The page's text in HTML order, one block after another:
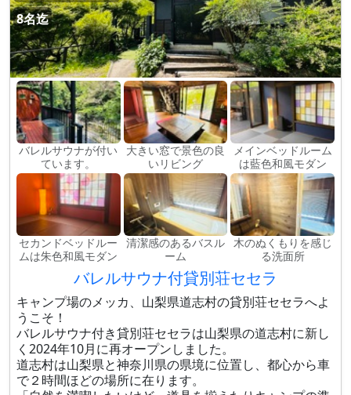
8名迄
バレルサウナが付い
ています。
大きい窓で景色の良
いリビング
メインベッドルーム
は藍色和風モダン
セカンドベッドルー
ムは朱色和風モダン
清潔感のあるバスル
ーム
木のぬくもりを感じ
る洗面所
バレルサウナ付貸別荘セセラ
キャンプ場のメッカ、山梨県道志村の貸別荘セセラへよ
うこそ！
バレルサウナ付き貸別荘セセラは山梨県の道志村に新し
く2024年10月に再オープンしました。
道志村は山梨県と神奈川県の県境に位置し、都心から車
で２時間ほどの場所に在ります。